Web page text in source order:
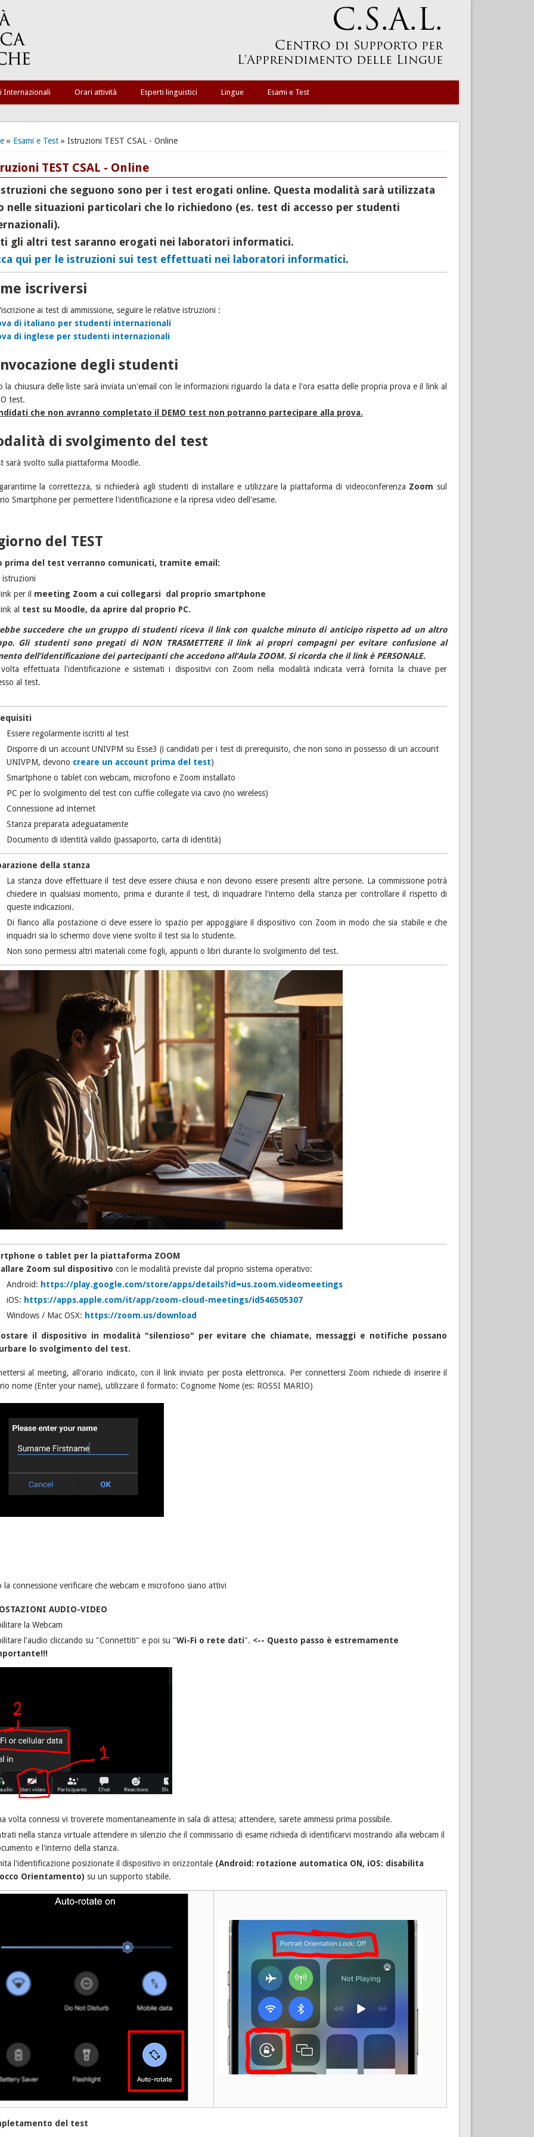
Internazionali Orari attività Esperti linguistici Lingue Esami e Test
qui
» Esami e Test» Istruzioni TEST CSAL - Online
TEST CSAL - Online
che seguono sono per i test erogati online. Questa modalità sarà utilizzata
nelle situazioni particolari che lo richiedono (es. test di accesso per studenti
gli altri test saranno erogati nei laboratori informatici.
qui per le istruzioni sui test effettuati nei laboratori informatici.
iscriversi
ai test di ammissione, seguire le relative istruzioni :
di italiano per studenti internazionali
di inglese per studenti internazionali
degli studenti
la chiusura delle liste sarà inviata un'email con le informazioni riguardo la data e l'ora esatta delle propria prova e il link al
test.
che non avranno completato il DEMO test non potranno partecipare alla prova.
di svolgimento del test
sarà svolto sulla piattaforma Moodle.
la correttezza, si richiederà agli studenti di installare e utilizzare la piattaforma di videoconferenza Zoom sul
Smartphone per permettere l'identificazione e la ripresa video dell'esame.
del TEST
prima del test verranno comunicati, tramite email:
istruzioni
per il meeting Zoom a cui collegarsi dal proprio smartphone
al test su Moodle, da aprire dal proprio PC.
succedere che un gruppo di studenti riceva il link con qualche minuto di anticipo rispetto ad un altro
Gli studenti sono pregati di NON TRASMETTERE il link ai propri compagni per evitare confusione al
dell’identificazione dei partecipanti che accedono all’Aula ZOOM. Si ricorda che il link è PERSONALE.
effettuata l'identificazione e sistemati i dispositivi con Zoom nella modalità indicata verrà fornita la chiave per
al test.
Essere regolarmente iscritti al test
Disporre di un account UNIVPM su Esse3 (i candidati per i test di prerequisito, che non sono in possesso di un account
UNIVPM, devono creare un account prima del test)
Smartphone o tablet con webcam, microfono e Zoom installato
PC per lo svolgimento del test con cuffie collegate via cavo (no wireless)
Connessione ad internet
Stanza preparata adeguatamente
Documento di identità valido (passaporto, carta di identità)
della stanza
La stanza dove effettuare il test deve essere chiusa e non devono essere presenti altre persone. La commissione potrà
chiedere in qualsiasi momento, prima e durante il test, di inquadrare l'interno della stanza per controllare il rispetto di
queste indicazioni.
Di fianco alla postazione ci deve essere lo spazio per appoggiare il dispositivo con Zoom in modo che sia stabile e che
inquadri sia lo schermo dove viene svolto il test sia lo studente.
Non sono permessi altri materiali come fogli, appunti o libri durante lo svolgimento del test.
o tablet per la piattaforma ZOOM
Zoom sul dispositivo con le modalità previste dal proprio sistema operativo:
Android: https://play.google.com/store/apps/details?id=us.zoom.videomeetings
iOS: https://apps.apple.com/it/app/zoom-cloud-meetings/id546505307
Windows / Mac OSX: https://zoom.us/download
il dispositivo in modalità "silenzioso" per evitare che chiamate, messaggi e notifiche possano
lo svolgimento del test.
al meeting, all'orario indicato, con il link inviato per posta elettronica. Per connettersi Zoom richiede di inserire il
nome (Enter your name), utilizzare il formato: Cognome Nome (es: ROSSI MARIO)
la connessione verificare che webcam e microfono siano attivi
AUDIO-VIDEO
la Webcam
l'audio cliccando su "Connettiti" e poi su "Wi-Fi o rete dati". <-- Questo passo è estremamente
volta connessi vi troverete momentaneamente in sala di attesa; attendere, sarete ammessi prima possibile.
nella stanza virtuale attendere in silenzio che il commissario di esame richieda di identificarvi mostrando alla webcam il
e l'interno della stanza.
l'identificazione posizionate il dispositivo in orizzontale (Android: rotazione automatica ON, iOS: disabilita
Orientamento) su un supporto stabile.
del test